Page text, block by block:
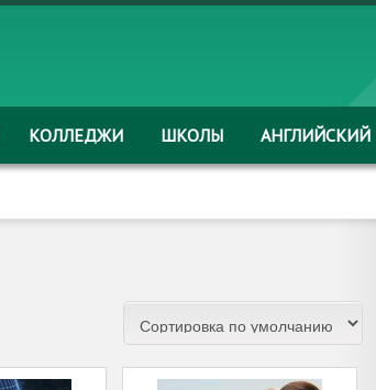
КОЛЛЕДЖИ ШКОЛЫ АНГЛИЙСКИЙ